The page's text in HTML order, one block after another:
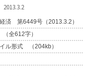
済 第6449号（2013.3.2）
全612字）
ル形式 （204kb）